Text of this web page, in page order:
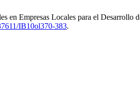
en Empresas Locales para el
IB10ol370-383.